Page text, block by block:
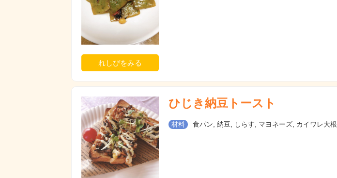
れしぴをみる
ひじき納豆トースト
材料 食パン, 納豆, しらす, マヨネーズ, カイワレ大根